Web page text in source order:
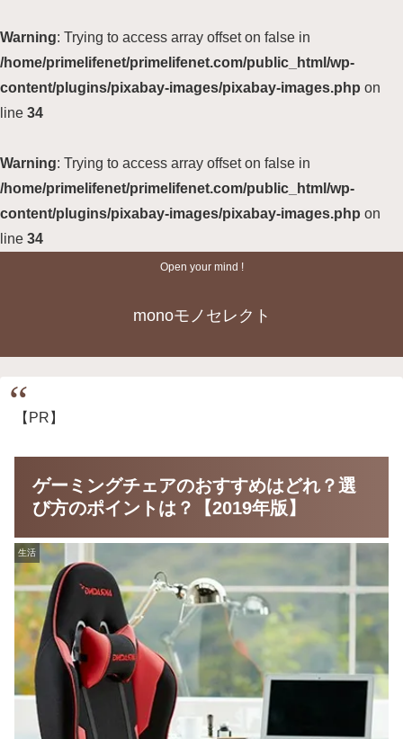
Warning: Trying to access array offset on false in
/home/primelifenet/primelifenet.com/public_html/wp-
content/plugins/pixabay-images/pixabay-images.php on
line 34
Warning: Trying to access array offset on false in
/home/primelifenet/primelifenet.com/public_html/wp-
content/plugins/pixabay-images/pixabay-images.php on
line 34
Open your mind !
monoモノセレクト
【PR】
ゲーミングチェアのおすすめはどれ？選
び方のポイントは？【2019年版】
生活